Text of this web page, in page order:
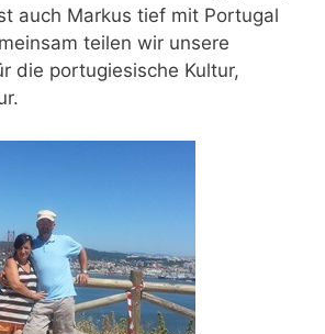
auch Markus tief mit Portugal
teilen wir unsere
die portugiesische Kultur,